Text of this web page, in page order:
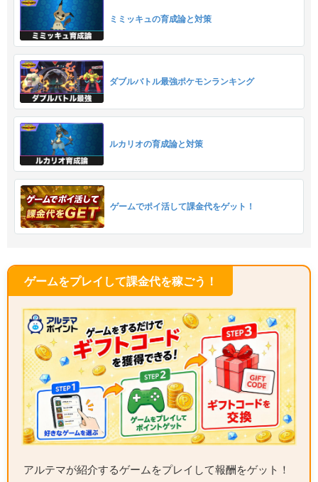
ミミッキュの育成論と対策
ダブルバトル最強ポケモンランキング
ルカリオの育成論と対策
ゲームでポイ活して課金代をゲット！
ゲームをプレイして課金代を稼ごう！
アルテマが紹介するゲームをプレイして報酬をゲット！